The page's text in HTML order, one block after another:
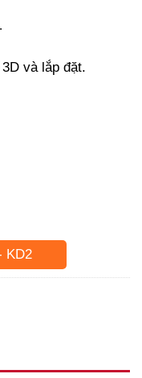
và lắp đặt.
KD2